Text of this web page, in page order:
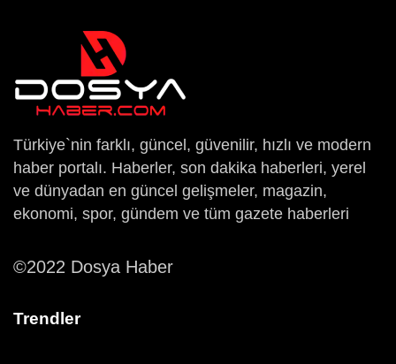
Türkiye`nin farklı, güncel, güvenilir, hızlı ve modern
haber portalı. Haberler, son dakika haberleri, yerel
ve dünyadan en güncel gelişmeler, magazin,
ekonomi, spor, gündem ve tüm gazete haberleri
©2022 Dosya Haber
Trendler